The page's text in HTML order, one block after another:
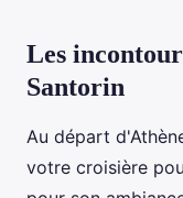
Les
Santorin
Au départ
votre croisière